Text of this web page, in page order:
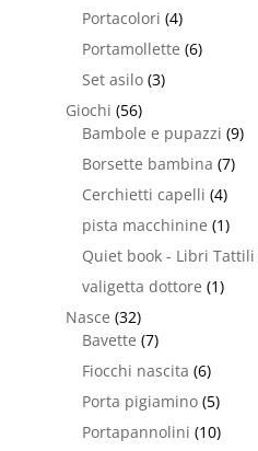
Portacolori (4)
Portamollette (6)
Set asilo (3)
Giochi (56)
Bambole e pupazzi (9)
Borsette bambina (7)
Cerchietti capelli (4)
pista macchinine (1)
Quiet book - Libri Tattili
valigetta dottore (1)
Nasce (32)
Bavette (7)
Fiocchi nascita (6)
Porta pigiamino (5)
Portapannolini (10)